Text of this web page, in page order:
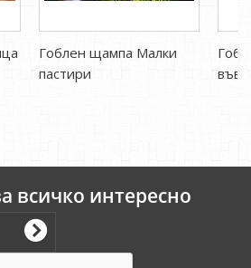
Гоблен щампа Малки
пастири
във
всичко интересно